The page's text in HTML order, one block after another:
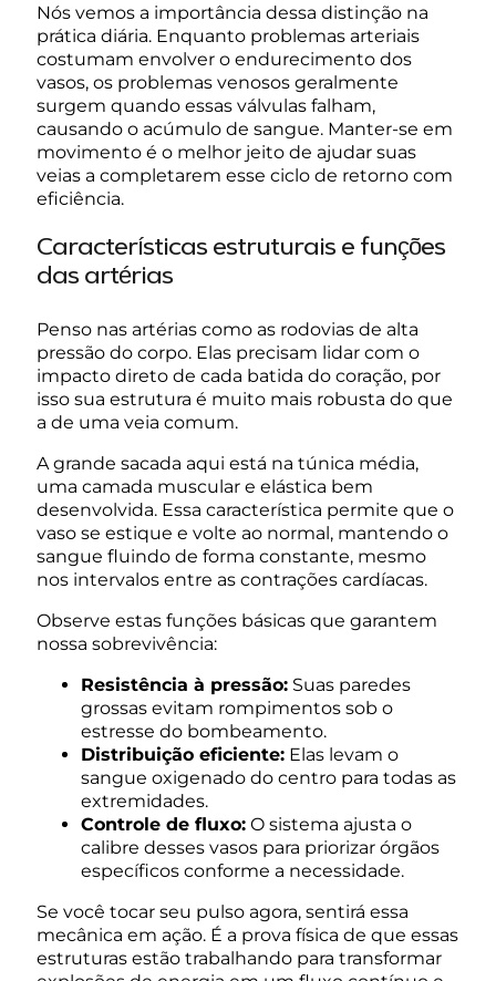
Nós vemos a importância dessa distinção na
prática diária. Enquanto problemas arteriais
costumam envolver o endurecimento dos
vasos, os problemas venosos geralmente
surgem quando essas válvulas falham,
causando o acúmulo de sangue. Manter-se em
movimento é o melhor jeito de ajudar suas
veias a completarem esse ciclo de retorno com
eficiência.
Características estruturais e funções
das artérias
Penso nas artérias como as rodovias de alta
pressão do corpo. Elas precisam lidar com o
impacto direto de cada batida do coração, por
isso sua estrutura é muito mais robusta do que
a de uma veia comum.
A grande sacada aqui está na túnica média,
uma camada muscular e elástica bem
desenvolvida. Essa característica permite que o
vaso se estique e volte ao normal, mantendo o
sangue fluindo de forma constante, mesmo
nos intervalos entre as contrações cardíacas.
Observe estas funções básicas que garantem
nossa sobrevivência:
Resistência à pressão: Suas paredes
grossas evitam rompimentos sob o
estresse do bombeamento.
Distribuição eficiente: Elas levam o
sangue oxigenado do centro para todas as
extremidades.
Controle de fluxo: O sistema ajusta o
calibre desses vasos para priorizar órgãos
específicos conforme a necessidade.
Se você tocar seu pulso agora, sentirá essa
mecânica em ação. É a prova física de que essas
estruturas estão trabalhando para transformar